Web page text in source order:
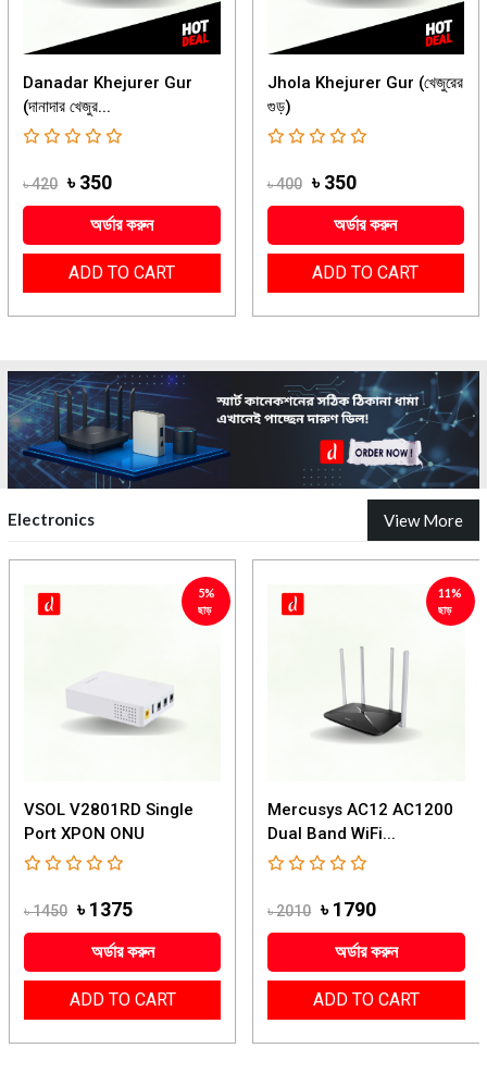
Danadar Khejurer Gur
(দানাদার খেজুর...
৳ 420 ৳ 350
অর্ডার করুন
ADD TO CART
Jhola Khejurer Gur (খেজুরের
গুড়)
৳ 400 ৳ 350
অর্ডার করুন
ADD TO CART
Electronics View More
5%
ছাড়
VSOL V2801RD Single
Port XPON ONU
৳ 1450 ৳ 1375
অর্ডার করুন
ADD TO CART
11%
ছাড়
Mercusys AC12 AC1200
Dual Band WiFi...
৳ 2010 ৳ 1790
অর্ডার করুন
ADD TO CART